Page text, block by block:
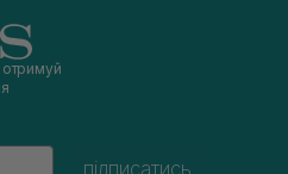
отримуй
підписатись